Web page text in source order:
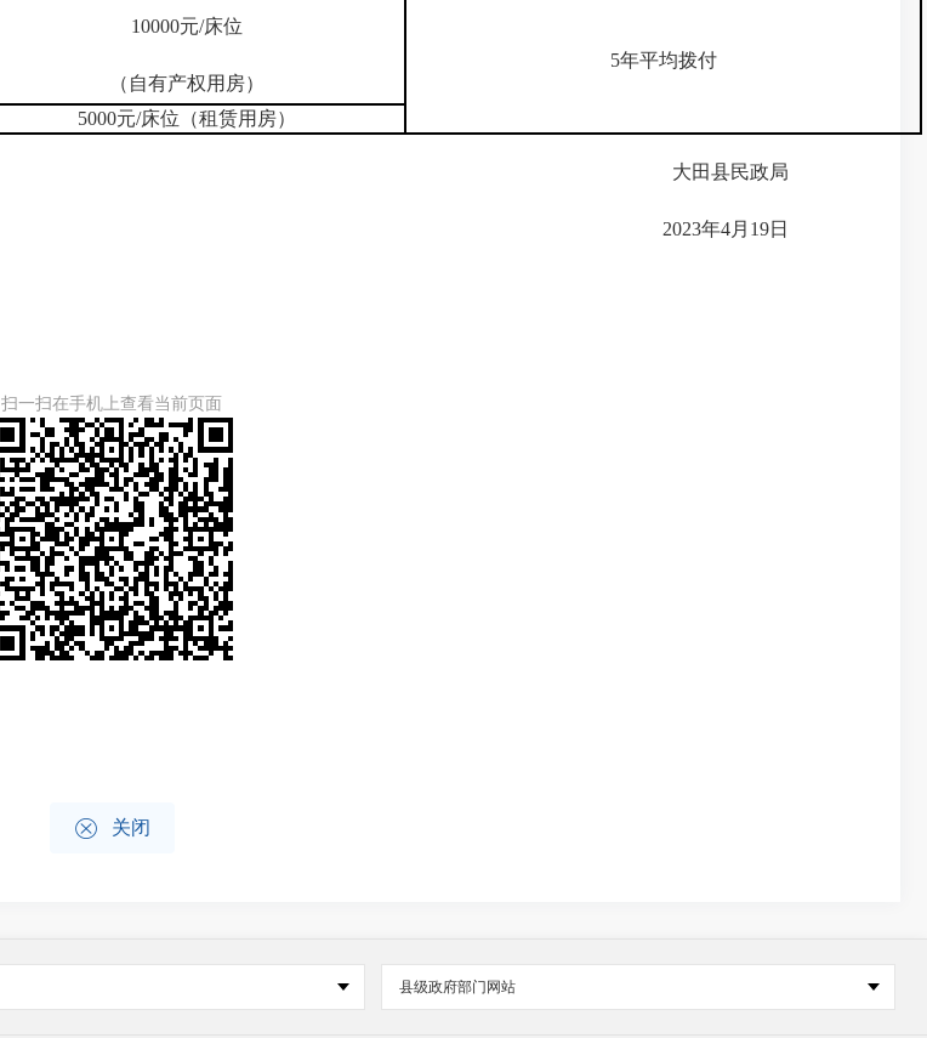
10000元/床位
（自有产权用房）
5年平均拨付
5000元/床位（租赁用房）
大田县民政局
2023年4月19日
扫一扫在手机上查看当前页面
 关闭
县级政府部门网站